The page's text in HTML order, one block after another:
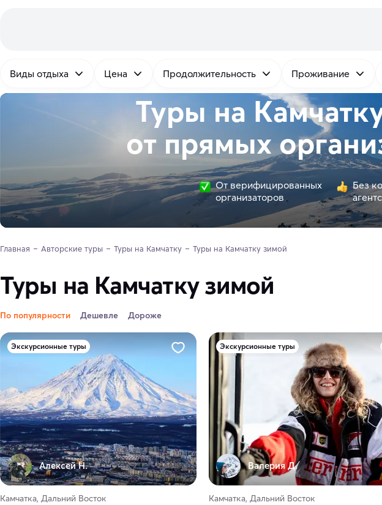
Виды отдыха Цена Продолжительность Проживание
Туры на
от прямых
От верифицированных
организаторов
Без
Главная Авторские туры Туры на Камчатку Туры на Камчатку зимой
Туры на Камчатку зимой
По популярности Дешевле Дороже
Экскурсионные туры
Алексей Н.
Камчатка, Дальний Восток
Экскурсионные туры
Валерия Д.
Камчатка, Дальний Восток